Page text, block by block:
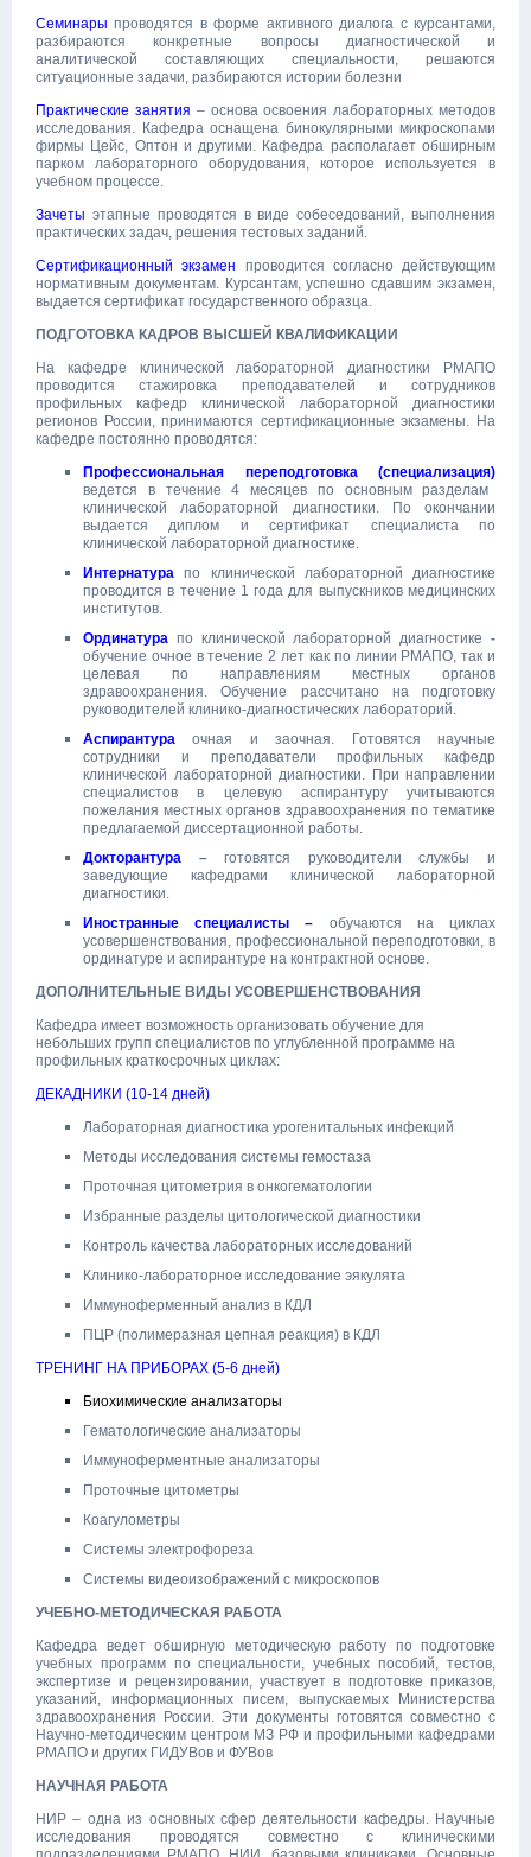
Семинары проводятся в форме активного диалога с курсантами,
разбираются конкретные вопросы диагностической и
аналитической составляющих специальности, решаются
ситуационные задачи, разбираются истории болезни
Практические занятия – основа освоения лабораторных методов
исследования. Кафедра оснащена бинокулярными микроскопами
фирмы Цейс, Оптон и другими. Кафедра располагает обширным
парком лабораторного оборудования, которое используется в
учебном процессе.
Зачеты этапные проводятся в виде собеседований, выполнения
практических задач, решения тестовых заданий.
Сертификационный экзамен проводится согласно действующим
нормативным документам. Курсантам, успешно сдавшим экзамен,
выдается сертификат государственного образца.
ПОДГОТОВКА КАДРОВ ВЫСШЕЙ КВАЛИФИКАЦИИ
На кафедре клинической лабораторной диагностики РМАПО
проводится стажировка преподавателей и сотрудников
профильных кафедр клинической лабораторной диагностики
регионов России, принимаются сертификационные экзамены. На
кафедре постоянно проводятся:
Профессиональная переподготовка (специализация)
ведется в течение 4 месяцев по основным разделам
клинической лабораторной диагностики. По окончании
выдается диплом и сертификат специалиста по
клинической лабораторной диагностике.
Интернатура по клинической лабораторной диагностике
проводится в течение 1 года для выпускников медицинских
институтов.
Ординатура по клинической лабораторной диагностике-
обучение очное в течение 2 лет как по линии РМАПО, так и
целевая по направлениям местных органов
здравоохранения. Обучение рассчитано на подготовку
руководителей клинико-диагностических лабораторий.
Аспирантура
очная и заочная. Готовятся научные
сотрудники и преподаватели профильных кафедр
клинической лабораторной диагностики. При направлении
специалистов в целевую аспирантуру учитываются
пожелания местных органов здравоохранения по тематике
предлагаемой диссертационной работы.
Докторантура –готовятся руководители службы и
заведующие кафедрами клинической лабораторной
диагностики.
Иностранные специалисты – обучаются на циклах
усовершенствования, профессиональной переподготовки, в
ординатуре и аспирантуре на контрактной основе.
ДОПОЛНИТЕЛЬНЫЕ ВИДЫ УСОВЕРШЕНСТВОВАНИЯ
Кафедра имеет возможность организовать обучение для
небольших групп специалистов по углубленной программе на
профильных краткосрочных циклах:
ДЕКАДНИКИ (10-14 дней)
Лабораторная диагностика урогенитальных инфекций
Методы исследования системы гемостаза
Проточная цитометрия в онкогематологии
Избранные разделы цитологической диагностики
Контроль качества лабораторных исследований
Клинико-лабораторное исследование эякулята
Иммуноферменный анализ в КДЛ
ПЦР (полимеразная цепная реакция) в КДЛ
ТРЕНИНГ НА ПРИБОРАХ (5-6 дней)
Биохимические анализаторы
Гематологические анализаторы
Иммуноферментные анализаторы
Проточные цитометры
Коагулометры
Системы электрофореза
Системы видеоизображений с микроскопов
УЧЕБНО-МЕТОДИЧЕСКАЯ РАБОТА
Кафедра ведет обширную методическую работу по подготовке
учебных программ по специальности, учебных пособий, тестов,
экспертизе и рецензировании, участвует в подготовке приказов,
указаний, информационных писем, выпускаемых Министерства
здравоохранения России. Эти документы готовятся совместно с
Научно-методическим центром МЗ РФ и профильными кафедрами
РМАПО и других ГИДУВов и ФУВов
НАУЧНАЯ РАБОТА
НИР – одна из основных сфер деятельности кафедры. Научные
исследования проводятся совместно с клиническими